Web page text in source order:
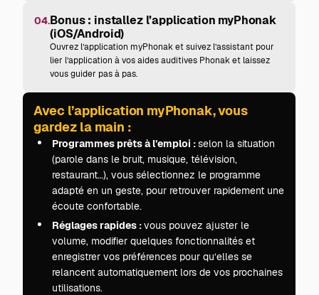
04.Bonus : installez l’application myPhonak
(iOS/Android)
Ouvrez l’application myPhonak et suivez l’assistant pour
lier l’application à vos aides auditives Phonak et laissez
vous guider pas à pas.
Avec l’application myPhonak, vous
gardez la main :
Programmes prêts à l’emploi :selon la situation
(parole dans le bruit, musique, télévision,
restaurant…), vous sélectionnez le programme
adapté en un geste, pour retrouver rapidement une
écoute confortable.
Réglages rapides :vous pouvez ajuster le
volume, modifier quelques fonctionnalités et
enregistrer vos préférences pour qu’elles se
relancent automatiquement lors de vos prochaines
utilisations.